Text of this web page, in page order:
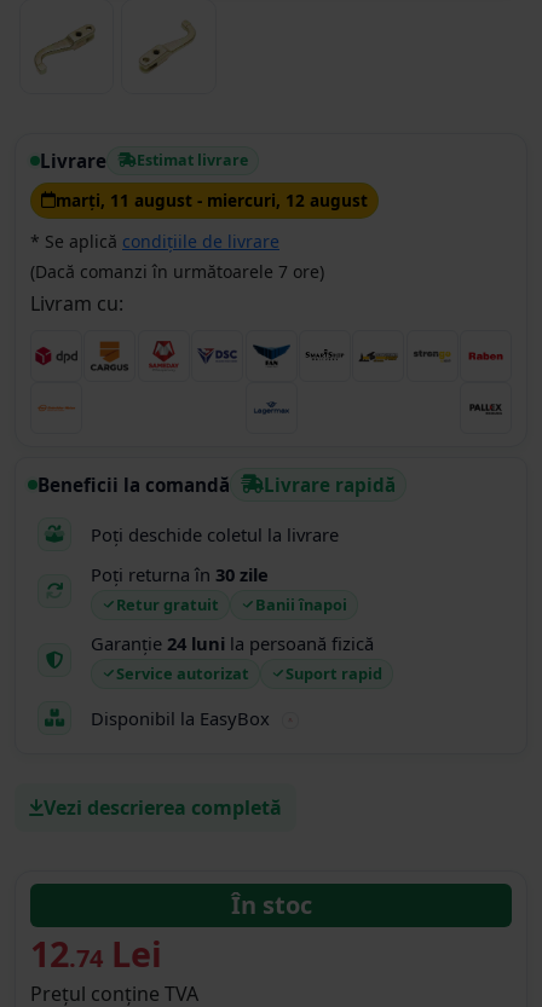
Livrare Estimat livrare
marţi, 11 august - miercuri, 12 august
* Se aplică condițiile de livrare
(Dacă comanzi în următoarele 7 ore)
Livram cu:
Beneficii la comandă Livrare rapidă
Poți deschide coletul la livrare
Poți returna în 30 zile
Retur gratuit Banii înapoi
Garanție 24 luni la persoană fizică
Service autorizat Suport rapid
Disponibil la EasyBox
Vezi descrierea completă
În stoc
12.74 Lei
Prețul conține TVA